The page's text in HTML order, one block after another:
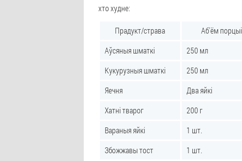
хто худне:
Прадукт/страва Аб'ём порцыі
Аўсяныя шматкі
250 мл
Кукурузныя шматкі
250 мл
Яечня
Два яйкі
Хатні тварог
200 г
Вараныя яйкі
1 шт.
Збожжавы тост
1 шт.